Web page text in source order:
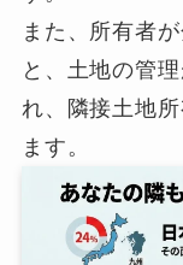
また、所有者
と、土地の管
れ、隣接土地
ます。